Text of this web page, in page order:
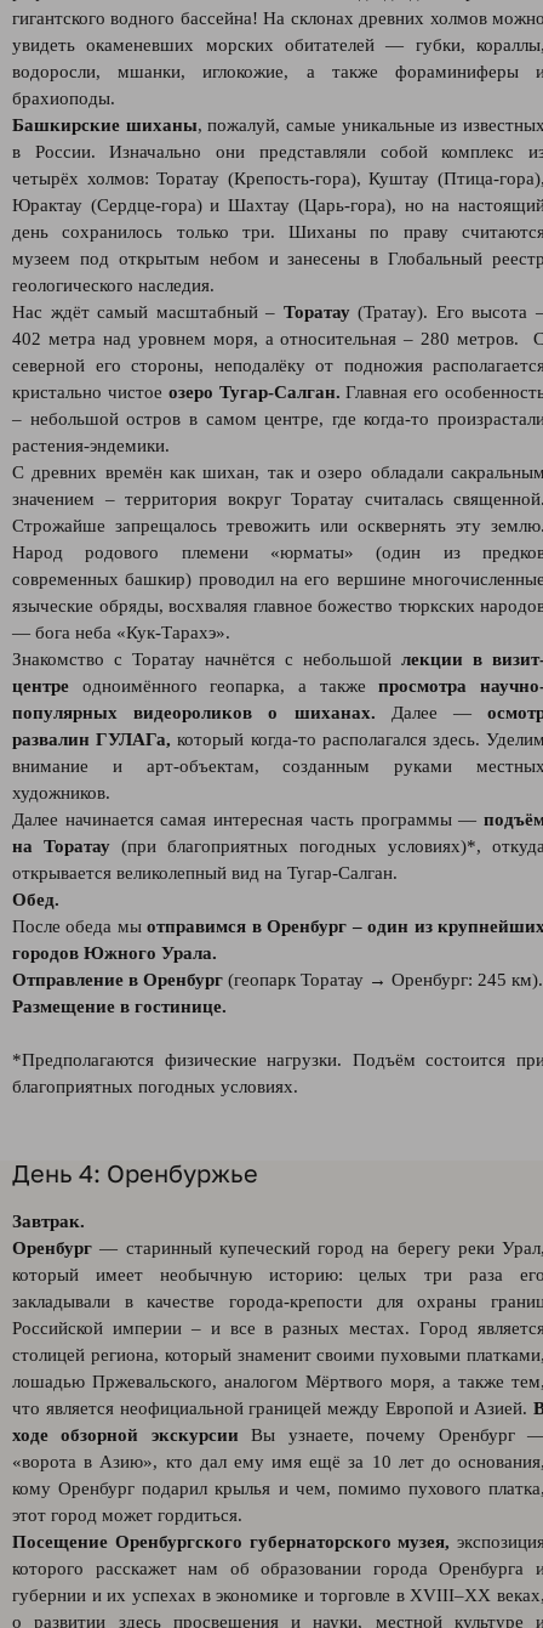
гигантского водного бассейна! На склонах древних холмов
увидеть окаменевших морских обитателей — губки,
водоросли, мшанки, иглокожие, а также фораминиферы
брахиоподы.
Башкирские шиханы, пожалуй, самые уникальные из
в России. Изначально они представляли собой комплекс
четырёх холмов: Торатау (Крепость-гора), Куштау (Птица-
Юрактау (Сердце-гора) и Шахтау (Царь-гора), но на
день сохранилось только три. Шиханы по праву
музеем под открытым небом и занесены в Глобальный
геологического наследия.
Нас ждёт самый масштабный – Торатау(Тратау). Его высота
402 метра над уровнем моря, а относительная – 280 метров.
северной его стороны, неподалёку от подножия
кристально чистое озеро Тугар-Салган. Главная его
– небольшой остров в самом центре, где когда-то
растения-эндемики.
С древних времён как шихан, так и озеро обладали
значением – территория вокруг Торатау считалась
Строжайше запрещалось тревожить или осквернять эту
Народ родового племени «юрматы» (один из
современных башкир) проводил на его вершине
языческие обряды, восхваляя главное божество тюркских
— бога неба «Кук-Тарахэ».
Знакомство с Торатау начнётся с небольшой лекции в
центре одноимённого геопарка, а такжепросмотра
популярных видеороликов о шиханах. Далее —
развалин ГУЛАГа, который когда-то располагался здесь.
внимание и арт-объектам, созданным руками
художников.
Далее начинается самая интересная часть программы —
на Торатау (при благоприятных погодных условиях)*,
открывается великолепный вид на Тугар-Салган.
Обед.
После обеда мыотправимся в Оренбург – один из
городов Южного Урала.
Отправление в Оренбург (геопарк Торатау → Оренбург: 245 км).
Размещение в гостинице.
*Предполагаются физические нагрузки. Подъём состоится
благоприятных погодных условиях.
День 4: Оренбуржье
Завтрак.
Оренбург — старинный купеческий город на берегу реки
который имеет необычную историю: целых три раза
закладывали в качестве города-крепости для охраны
Российской империи – и все в разных местах. Город
столицей региона, который знаменит своими пуховыми
лошадью Пржевальского, аналогом Мёртвого моря, а также
что является неофициальной границей между Европой и Азией.
ходе обзорной экскурсии Вы узнаете, почему Оренбург
«ворота в Азию», кто дал ему имя ещё за 10 лет до
кому Оренбург подарил крылья и чем, помимо пухового
этот город может гордиться.
Посещение Оренбургского губернаторского музея,
которого расскажет нам об образовании города Оренбурга
губернии и их успехах в экономике и торговле в XVIII–XX
о развитии здесь просвещения и науки, местной культуре